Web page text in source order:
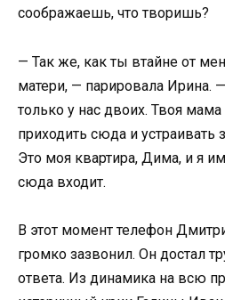
соображаешь, что творишь?
— Так же, как ты втайне от
матери, — парировала Ирина.
только у нас двоих. Твоя
приходить сюда и устраивать
Это моя квартира, Дима, и я
сюда входит.
В этот момент телефон
громко зазвонил. Он достал
ответа. Из динамика на всю